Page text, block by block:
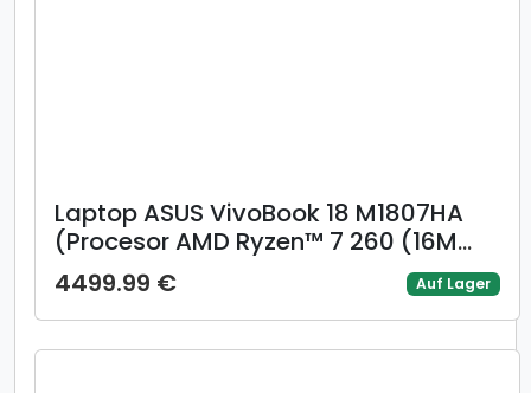
Laptop ASUS VivoBook 18 M1807HA
(Procesor AMD Ryzen™ 7 260 (16M
Cache, up to 5.10 GHz) 18inch WUXGA
144Hz, 16GB, 1TB SSD, AMD Radeon
780M Graphics, Albastru)
4499.99 € Auf Lager